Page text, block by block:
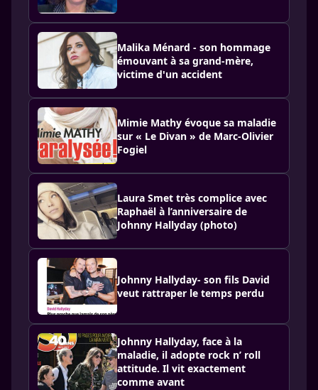
Malika Ménard - son hommage
émouvant à sa grand-mère,
victime d'un accident
Mimie Mathy évoque sa maladie
sur « Le Divan » de Marc-Olivier
Fogiel
Laura Smet très complice avec
Raphaël à l’anniversaire de
Johnny Hallyday (photo)
Johnny Hallyday- son fils David
veut rattraper le temps perdu
Johnny Hallyday, face à la
maladie, il adopte rock n’ roll
attitude. Il vit exactement
comme avant